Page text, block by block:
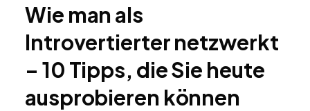
Wie man als
Introvertierter netzwerkt
– 10 Tipps, die Sie heute
ausprobieren können